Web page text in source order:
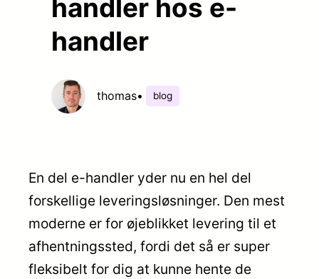
handler hos e-
handler
thomas• blog
En del e-handler yder nu en hel del
forskellige leveringsløsninger. Den mest
moderne er for øjeblikket levering til et
afhentningssted, fordi det så er super
fleksibelt for dig at kunne hente de